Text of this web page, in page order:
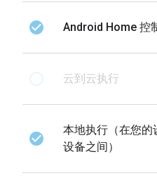
check_circle Android Home 控
云到云执行
check_circle
本地执行（在您
设备之间）